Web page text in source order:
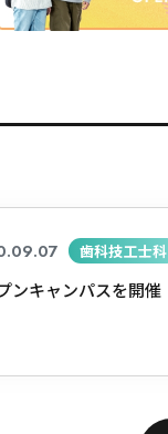
歯科技工士科
ンキャンパスを開催